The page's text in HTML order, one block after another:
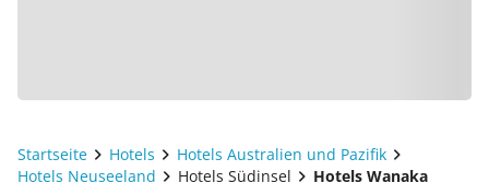
Startseite Hotels
Hotels Australien und Pazifik
Hotels Neuseeland
Hotels Südinsel Hotels Wanaka